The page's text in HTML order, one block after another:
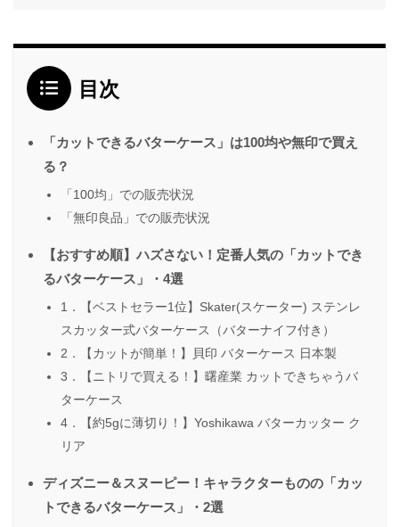
目次
「カットできるバターケース」は100均や無印で買え
る？
「100均」での販売状況
「無印良品」での販売状況
【おすすめ順】ハズさない！定番人気の「カットでき
るバターケース」・4選
1．【ベストセラー1位】Skater(スケーター) ステンレ
スカッター式バターケース（バターナイフ付き）
2．【カットが簡単！】貝印 バターケース 日本製
3．【ニトリで買える！】曙産業 カットできちゃうバ
ターケース
4．【約5gに薄切り！】Yoshikawa バターカッター ク
リア
ディズニー＆スヌーピー！キャラクターものの「カッ
トできるバターケース」・2選